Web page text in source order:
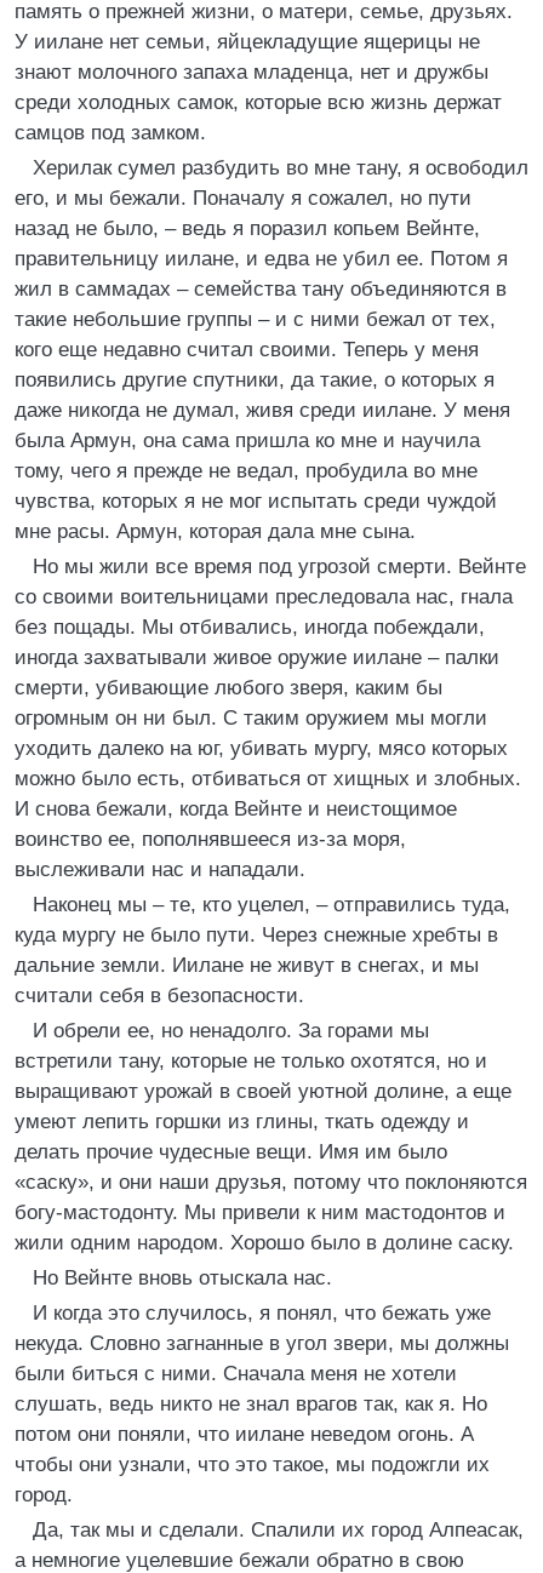
память о прежней жизни, о матери, семье, друзьях.
У иилане нет семьи, яйцекладущие ящерицы не
знают молочного запаха младенца, нет и дружбы
среди холодных самок, которые всю жизнь держат
самцов под замком.
Херилак сумел разбудить во мне тану, я освободил
его, и мы бежали. Поначалу я сожалел, но пути
назад не было, – ведь я поразил копьем Вейнте,
правительницу иилане, и едва не убил ее. Потом я
жил в саммадах – семейства тану объединяются в
такие небольшие группы – и с ними бежал от тех,
кого еще недавно считал своими. Теперь у меня
появились другие спутники, да такие, о которых я
даже никогда не думал, живя среди иилане. У меня
была Армун, она сама пришла ко мне и научила
тому, чего я прежде не ведал, пробудила во мне
чувства, которых я не мог испытать среди чуждой
мне расы. Армун, которая дала мне сына.
Но мы жили все время под угрозой смерти. Вейнте
со своими воительницами преследовала нас, гнала
без пощады. Мы отбивались, иногда побеждали,
иногда захватывали живое оружие иилане – палки
смерти, убивающие любого зверя, каким бы
огромным он ни был. С таким оружием мы могли
уходить далеко на юг, убивать мургу, мясо которых
можно было есть, отбиваться от хищных и злобных.
И снова бежали, когда Вейнте и неистощимое
воинство ее, пополнявшееся из-за моря,
выслеживали нас и нападали.
Наконец мы – те, кто уцелел, – отправились туда,
куда мургу не было пути. Через снежные хребты в
дальние земли. Иилане не живут в снегах, и мы
считали себя в безопасности.
И обрели ее, но ненадолго. За горами мы
встретили тану, которые не только охотятся, но и
выращивают урожай в своей уютной долине, а еще
умеют лепить горшки из глины, ткать одежду и
делать прочие чудесные вещи. Имя им было
«саску», и они наши друзья, потому что поклоняются
богу-мастодонту. Мы привели к ним мастодонтов и
жили одним народом. Хорошо было в долине саску.
Но Вейнте вновь отыскала нас.
И когда это случилось, я понял, что бежать уже
некуда. Словно загнанные в угол звери, мы должны
были биться с ними. Сначала меня не хотели
слушать, ведь никто не знал врагов так, как я. Но
потом они поняли, что иилане неведом огонь. А
чтобы они узнали, что это такое, мы подожгли их
город.
Да, так мы и сделали. Спалили их город Алпеасак,
а немногие уцелевшие бежали обратно в свою